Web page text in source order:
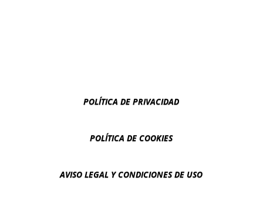
POLÍTICA DE PRIVACIDAD
POLÍTICA DE COOKIES
AVISO LEGAL Y CONDICIONES DE USO